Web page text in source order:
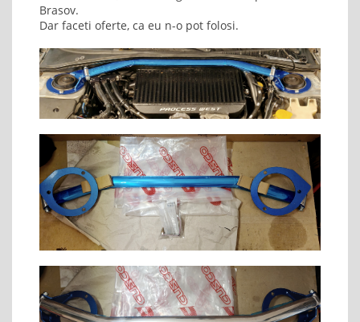
Brasov.
Dar faceti oferte, ca eu n-o pot folosi.